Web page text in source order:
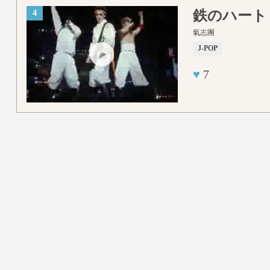
4 鉄のハート
氣志團
J-POP
♥ 7